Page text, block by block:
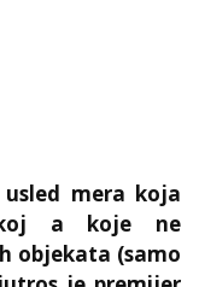
mera koja
a koje ne
objekata (samo